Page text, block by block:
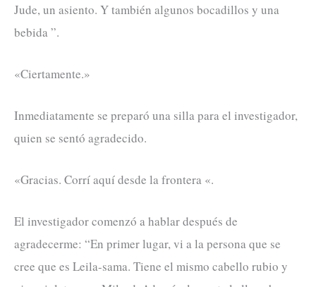
Jude, un asiento. Y también algunos bocadillos y una
bebida ”.
«Ciertamente.»
Inmediatamente se preparó una silla para el investigador,
quien se sentó agradecido.
«Gracias. Corrí aquí desde la frontera «.
El investigador comenzó a hablar después de
agradecerme: “En primer lugar, vi a la persona que se
cree que es Leila-sama. Tiene el mismo cabello rubio y